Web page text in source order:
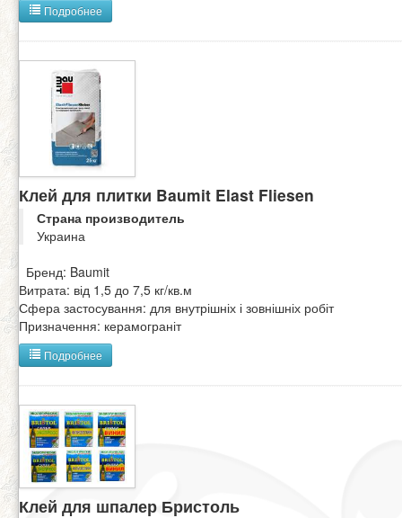
Подробнее
Клей для плитки Baumit Elast Fliesen
Страна производитель
Украина
Бренд: Baumit
Витрата: від 1,5 до 7,5 кг/кв.м
Сфера застосування: для внутрішніх і зовнішніх робіт
Призначення: керамограніт
Подробнее
Клей для шпалер Бристоль